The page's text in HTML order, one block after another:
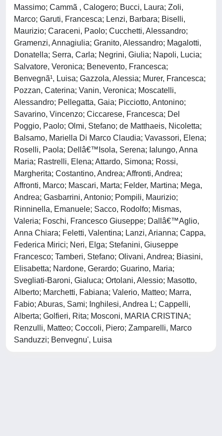
Massimo; Cammã , Calogero; Bucci, Laura; Zoli,
Marco; Garuti, Francesca; Lenzi, Barbara; Biselli,
Maurizio; Caraceni, Paolo; Cucchetti, Alessandro;
Gramenzi, Annagiulia; Granito, Alessandro; Magalotti,
Donatella; Serra, Carla; Negrini, Giulia; Napoli, Lucia;
Salvatore, Veronica; Benevento, Francesca;
Benvegnã¹, Luisa; Gazzola, Alessia; Murer, Francesca;
Pozzan, Caterina; Vanin, Veronica; Moscatelli,
Alessandro; Pellegatta, Gaia; Picciotto, Antonino;
Savarino, Vincenzo; Ciccarese, Francesca; Del
Poggio, Paolo; Olmi, Stefano; de Matthaeis, Nicoletta;
Balsamo, Mariella Di Marco Claudia; Vavassori, Elena;
Roselli, Paola; Dellâ€™Isola, Serena; Ialungo, Anna
Maria; Rastrelli, Elena; Attardo, Simona; Rossi,
Margherita; Costantino, Andrea; Affronti, Andrea;
Affronti, Marco; Mascari, Marta; Felder, Martina; Mega,
Andrea; Gasbarrini, Antonio; Pompili, Maurizio;
Rinninella, Emanuele; Sacco, Rodolfo; Mismas,
Valeria; Foschi, Francesco Giuseppe; Dallâ€™Aglio,
Anna Chiara; Feletti, Valentina; Lanzi, Arianna; Cappa,
Federica Mirici; Neri, Elga; Stefanini, Giuseppe
Francesco; Tamberi, Stefano; Olivani, Andrea; Biasini,
Elisabetta; Nardone, Gerardo; Guarino, Maria;
Svegliati-Baroni, Gialuca; Ortolani, Alessio; Masotto,
Alberto; Marchetti, Fabiana; Valerio, Matteo; Marra,
Fabio; Aburas, Sami; Inghilesi, Andrea L; Cappelli,
Alberta; Golfieri, Rita; Mosconi, MARIA CRISTINA;
Renzulli, Matteo; Coccoli, Piero; Zamparelli, Marco
Sanduzzi; Benvegnu', Luisa